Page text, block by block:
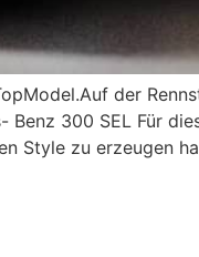
der
300 SEL Für
Style zu erzeugen